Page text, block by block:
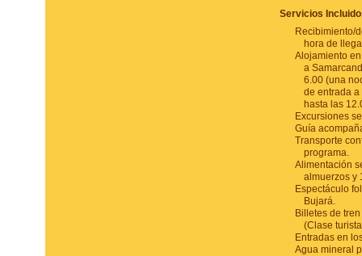
Servicios
Recibimiento/
hora de
Alojamiento
a
6.00 (una
de entrada
hasta las
Excursiones
Guía
Transporte
programa.
Alimentación
almuerzos y
Espectáculo
Bujará.
Billetes de
(Clase
Entradas en
Agua mineral